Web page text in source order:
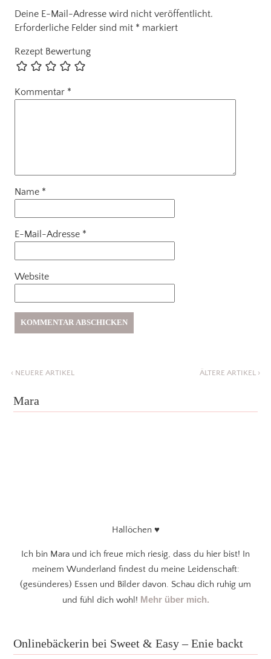
Deine E-Mail-Adresse wird nicht veröffentlicht.
Erforderliche Felder sind mit * markiert
Rezept Bewertung
Kommentar *
Name *
E-Mail-Adresse *
Website
‹ NEUERE ARTIKEL ÄLTERE ARTIKEL ›
Mara
Hallöchen ♥
Ich bin Mara und ich freue mich riesig, dass du hier bist! In
meinem Wunderland findest du meine Leidenschaft:
(gesünderes) Essen und Bilder davon. Schau dich ruhig um
und fühl dich wohl! Mehr über mich.
Onlinebäckerin bei Sweet & Easy – Enie backt